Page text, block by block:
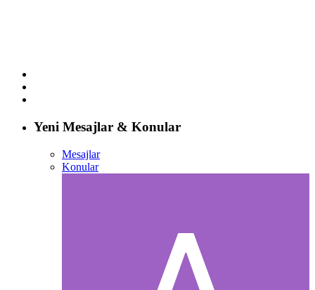
Yeni Mesajlar & Konular
Mesajlar
Konular